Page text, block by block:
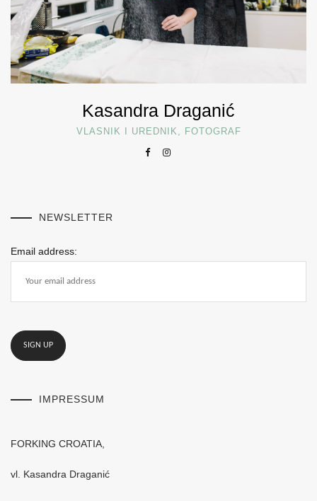
Kasandra Draganić
VLASNIK I UREDNIK, FOTOGRAF
NEWSLETTER
Email address:
IMPRESSUM
FORKING CROATIA,
vl. Kasandra Draganić